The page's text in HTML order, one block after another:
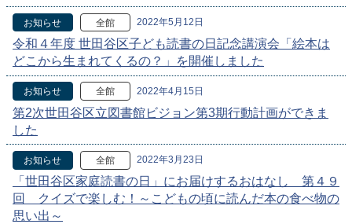
お知らせ 全館 2022年5月12日
令和４年度 世田谷区子ども読書の日記念講演会「絵本は
どこから生まれてくるの？」を開催しました
お知らせ 全館 2022年4月15日
第2次世田谷区立図書館ビジョン第3期行動計画ができま
した
お知らせ 全館 2022年3月23日
「世田谷区家庭読書の日」にお届けするおはなし 第４９
回 クイズで楽しむ！～こどもの頃に読んだ本の食べ物の
思い出～